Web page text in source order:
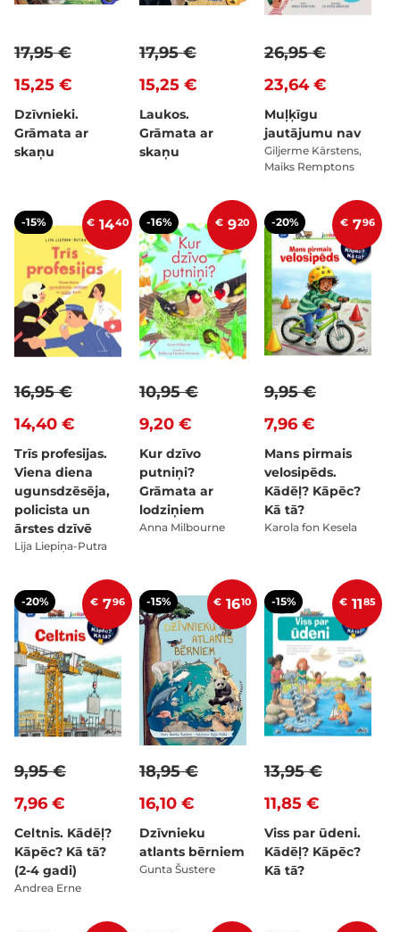
15,25 €
17,95 €
Dzīvnieki.
Grāmata ar
skaņu
15,25 €
17,95 €
Laukos.
Grāmata ar
skaņu
23,64 €
26,95 €
Muļķīgu
jautājumu nav
Giljerme Kārstens,
Maiks Remptons
-15% € 1440
14,40 €
16,95 €
Trīs profesijas.
Viena diena
ugunsdzēsēja,
policista un
ārstes dzīvē
Lija Liepiņa-Putra
-16% € 920
9,20 €
10,95 €
Kur dzīvo
putniņi?
Grāmata ar
lodziņiem
Anna Milbourne
-20% € 796
7,96 €
9,95 €
Mans pirmais
velosipēds.
Kādēļ? Kāpēc?
Kā tā?
Karola fon Kesela
-20% € 796
7,96 €
9,95 €
Celtnis. Kādēļ?
Kāpēc? Kā tā?
(2-4 gadi)
Andrea Erne
-15% € 1610
16,10 €
18,95 €
Dzīvnieku
atlants bērniem
Gunta Šustere
-15% € 1185
11,85 €
13,95 €
Viss par ūdeni.
Kādēļ? Kāpēc?
Kā tā?